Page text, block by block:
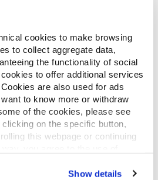
cookies to make browsing
to collect aggregate data,
the functionality of social
to offer additional services
are also used for ads
to know more or withdraw
of the cookies, please see
clicking on the specific button,
this webpage or continuing
Show details
Mappa